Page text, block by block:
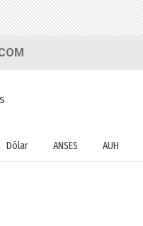
Dólar ANSES AUH